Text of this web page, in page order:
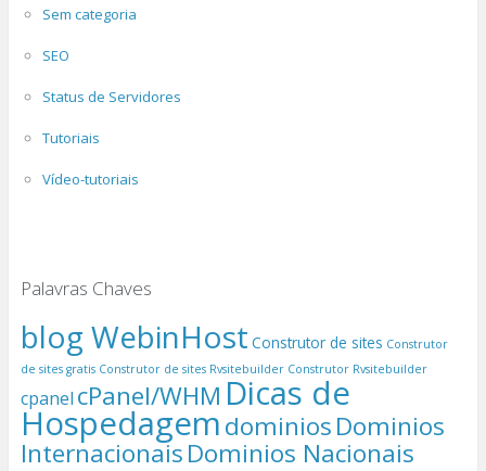
Sem categoria
SEO
Status de Servidores
Tutoriais
Vídeo-tutoriais
Palavras Chaves
blog WebinHost Construtor de sites Construtor
de sites gratis Construtor de sites Rvsitebuilder Construtor Rvsitebuilder
cpanel cPanel/WHM Dicas de
HospedagemdominiosDominios
InternacionaisDominios Nacionais